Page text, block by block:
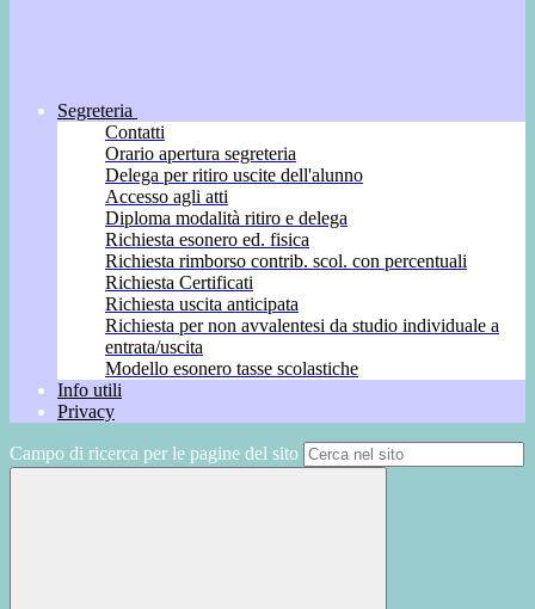
Segreteria
Contatti
Orario apertura segreteria
Delega per ritiro uscite dell'alunno
Accesso agli atti
Diploma modalità ritiro e delega
Richiesta esonero ed. fisica
Richiesta rimborso contrib. scol. con percentuali
Richiesta Certificati
Richiesta uscita anticipata
Richiesta per non avvalentesi da studio individuale a
entrata/uscita
Modello esonero tasse scolastiche
Info utili
Privacy
Campo di ricerca per le pagine del sito